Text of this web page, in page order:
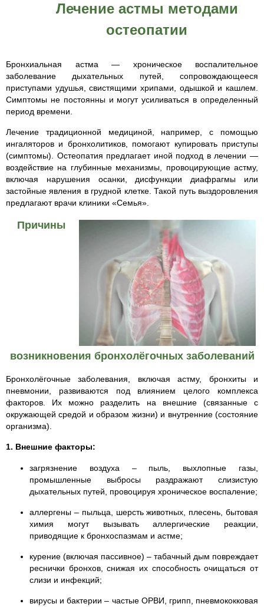
Лечение астмы методами
остеопатии
Бронхиальная астма — хроническое воспалительное
заболевание дыхательных путей, сопровождающееся
приступами удушья, свистящими хрипами, одышкой и кашлем.
Симптомы не постоянны и могут усиливаться в определенный
период времени.
Лечение традиционной медициной, например, с помощью
ингаляторов и бронхолитиков, помогают купировать приступы
(симптомы). Остеопатия предлагает иной подход в лечении —
воздействие на глубинные механизмы, провоцирующие астму,
включая нарушения осанки, дисфункции диафрагмы или
застойные явления в грудной клетке. Такой путь выздоровления
предлагают врачи клиники «Семья».
Причины
возникновения бронхолёгочных заболеваний
Бронхолёгочные заболевания, включая астму, бронхиты и
пневмонии, развиваются под влиянием целого комплекса
факторов. Их можно разделить на внешние (связанные с
окружающей средой и образом жизни) и внутренние (состояние
организма).
1. Внешние факторы:
загрязнение воздуха – пыль, выхлопные газы,
промышленные выбросы раздражают слизистую
дыхательных путей, провоцируя хроническое воспаление;
аллергены – пыльца, шерсть животных, плесень, бытовая
химия могут вызывать аллергические реакции,
приводящие к бронхоспазмам и астме;
курение (включая пассивное) – табачный дым повреждает
реснички бронхов, снижая их способность очищаться от
слизи и инфекций;
вирусы и бактерии – частые ОРВИ, грипп, пневмококковая